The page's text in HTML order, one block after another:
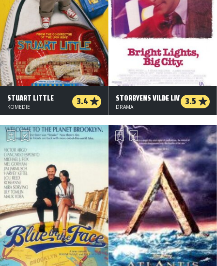
STUART LITTLE 3.4
KOMEDIE
STORBYENS VILDE LIV 3.5
DRAMA